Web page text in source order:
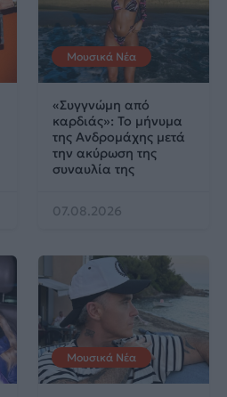
Μουσικά Νέα
«Συγγνώμη από
καρδιάς»: Το μήνυμα
της Ανδρομάχης μετά
την ακύρωση της
συναυλία της
07.08.2026
Μουσικά Νέα